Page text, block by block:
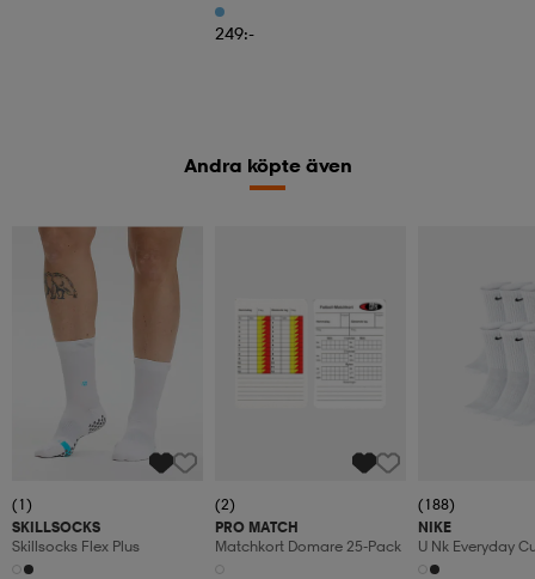
249:-
Andra köpte även
(1)
SKILLSOCKS
Skillsocks Flex Plus
(2)
PRO MATCH
Matchkort Domare 25-Pack
(188)
NIKE
U Nk Everyday
6pr-Bd